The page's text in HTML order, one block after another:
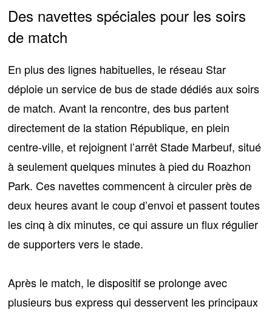
Des navettes spéciales pour les soirs
de match
En plus des lignes habituelles, le réseau Star
déploie un service de bus de stade dédiés aux soirs
de match. Avant la rencontre, des bus partent
directement de la station République, en plein
centre-ville, et rejoignent l’arrêt Stade Marbeuf, situé
à seulementquelques minutes à pied du Roazhon
Park. Ces navettes commencent à circuler près de
deux heures avant le coup d’envoi et passent toutes
les cinq à dix minutes, ce qui assure un flux régulier
de supporters vers le stade.
Après le match, le dispositif se prolonge avec
plusieurs bus express qui desservent les principaux